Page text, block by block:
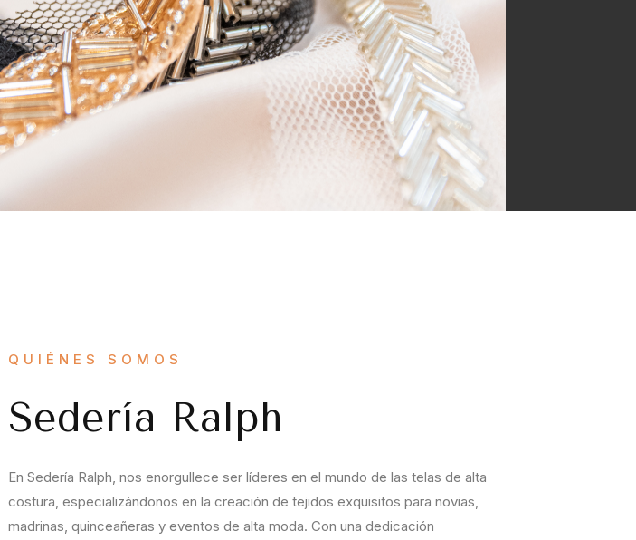
QUIÉNES SOMOS
Sedería Ralph
En Sedería Ralph, nos enorgullece ser líderes en el mundo de las telas de alta
costura, especializándonos en la creación de tejidos exquisitos para novias,
madrinas, quinceañeras y eventos de alta moda. Con una dedicación